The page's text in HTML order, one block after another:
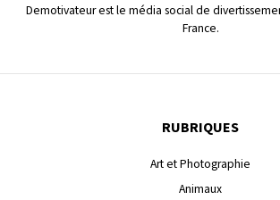
Demotivateur est le média social de
France.
RUBRIQUES
Art et Photographie
Animaux